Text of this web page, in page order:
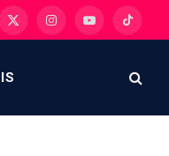
X
InstagramYouTubeTikTok